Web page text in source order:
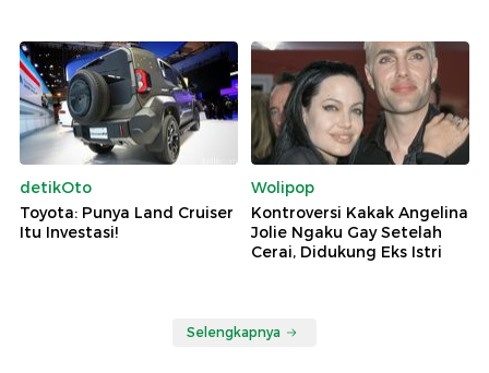
detikOto
Toyota: Punya Land Cruiser
Itu Investasi!
Wolipop
Kontroversi Kakak Angelina
Jolie Ngaku Gay Setelah
Cerai, Didukung Eks Istri
Selengkapnya